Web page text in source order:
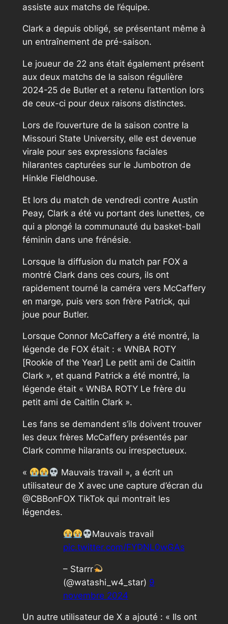
assiste aux matchs de l’équipe.
Clark a depuis obligé, se présentant même à
un entraînement de pré-saison.
Le joueur de 22 ans était également présent
aux deux matchs de la saison régulière
2024-25 de Butler et a retenu l’attention lors
de ceux-ci pour deux raisons distinctes.
Lors de l’ouverture de la saison contre la
Missouri State University, elle est devenue
virale pour ses expressions faciales
hilarantes capturées sur le Jumbotron de
Hinkle Fieldhouse.
Et lors du match de vendredi contre Austin
Peay, Clark a été vu portant des lunettes, ce
qui a plongé la communauté du basket-ball
féminin dans une frénésie.
Lorsque la diffusion du match par FOX a
montré Clark dans ces cours, ils ont
rapidement tourné la caméra vers McCaffery
en marge, puis vers son frère Patrick, qui
joue pour Butler.
Lorsque Connor McCaffery a été montré, la
légende de FOX était : « WNBA ROTY
[Rookie of the Year] Le petit ami de Caitlin
Clark », et quand Patrick a été montré, la
légende était « WNBA ROTY Le frère du
petit ami de Caitlin Clark ».
Les fans se demandent s’ils doivent trouver
les deux frères McCaffery présentés par
Clark comme hilarants ou irrespectueux.
«
Mauvais travail », a écrit un
utilisateur de X avec une capture d’écran du
@CBBonFOX TikTok qui montrait les
légendes.
Mauvais travail
pic.twitter.com/FYDNL0wGAs
– Starrr
(@watashi_w4_star) 9
novembre 2024
Un autre utilisateur de X a ajouté : « Ils ont